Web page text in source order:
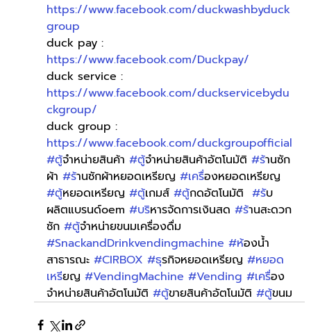
https://www.facebook.com/duckwashbyduck
group
duck pay :
https://www.facebook.com/Duckpay/
duck service :
https://www.facebook.com/duckservicebydu
ckgroup/
duck group :
https://www.facebook.com/duckgroupofficial
#ตู้จำหน่ายสินค้า #ตู้จำหน่ายสินค้าอัตโนมัติ #ร้านซัก
ผ้า #ร้านซักผ้าหยอดเหรียญ #เครื่องหยอดเหรียญ
#ตู้หยอดเหรียญ #ตู้เกมส์ #ตู้กดอัตโนมัติ #รับ
ผลิตแบรนด์oem #บริหารจัดการเงินสด #ร้านสะดวก
ซัก #ตู้จำหน่ายขนมเครื่องดื่ม
#SnackandDrinkvendingmachine #ห้องน้ำ
สาธารณะ #CIRBOX #ธุรกิจหยอดเหรียญ #หยอด
เหรียญ #VendingMachine #Vending #เครื่อง
จำหน่ายสินค้าอัตโนมัติ #ตู้ขายสินค้าอัตโนมัติ #ตู้ขนม